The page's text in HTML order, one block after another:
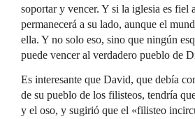
soportar y vencer. Y si la iglesia es fiel
permanecerá a su lado, aunque el
ella. Y no solo eso, sino que ningún
puede vencer al verdadero pueblo de
Es interesante que David, que debía
de su pueblo de los filisteos, tendría
y el oso, y sugirió que el «filisteo